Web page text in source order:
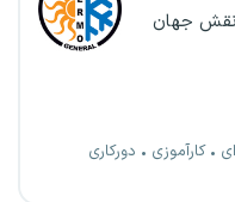
نقش جهان
کارآموزی دورکاری